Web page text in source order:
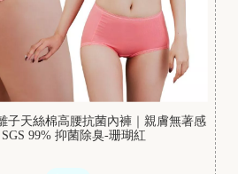
子天絲棉高腰抗菌內褲｜親膚無著感
SGS 99% 抑菌除臭-珊瑚紅